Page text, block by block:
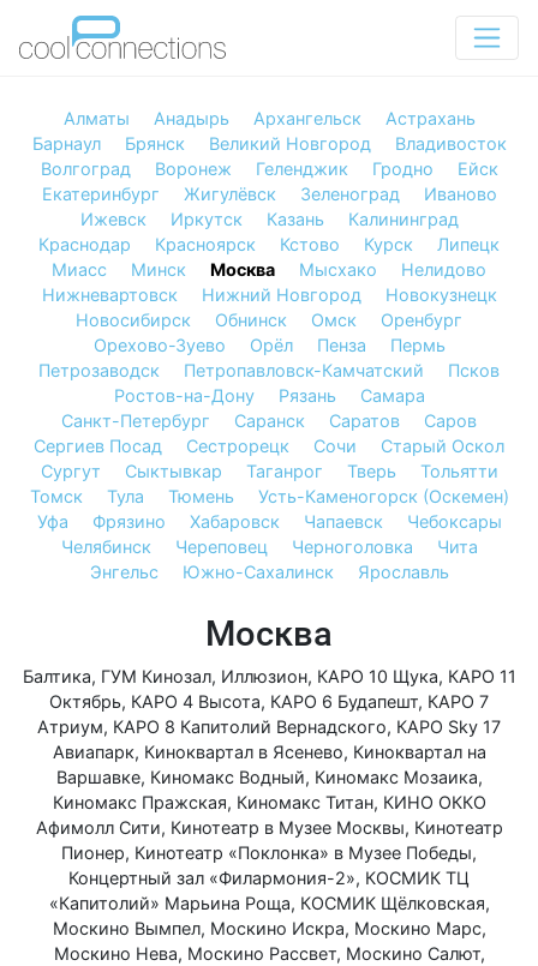
Алматы Анадырь Архангельск
Астрахань
Барнаул
Брянск Великий Новгород
Владивосток
Волгоград
Воронеж Геленджик Гродно
Ейск
Екатеринбург
Жигулёвск Зеленоград
Иваново
Ижевск
Иркутск Казань
Калининград
Краснодар
Красноярск Кстово Курск
Липецк
Миасс
Минск Москва Мысхако
Нелидово
Нижневартовск
Нижний Новгород
Новокузнецк
Новосибирск
Обнинск Омск
Оренбург
Орехово-Зуево
Орёл Пенза
Пермь
Петрозаводск
Петропавловск-Камчатский
Псков
Ростов-на-Дону
Рязань
Самара
Санкт-Петербург
Саранск Саратов
Саров
Сергиев Посад
Сестрорецк Сочи
Старый Оскол
Сургут
Сыктывкар Таганрог Тверь
Тольятти
Томск
Тула Тюмень
Усть-Каменогорск (Оскемен)
Уфа
Фрязино Хабаровск Чапаевск
Чебоксары
Челябинск
Череповец Черноголовка
Чита
Энгельс
Южно-Сахалинск Ярославль
Москва
Балтика, ГУМ Кинозал, Иллюзион, КАРО 10 Щука, КАРО 11
Октябрь, КАРО 4 Высота, КАРО 6 Будапешт, КАРО 7
Атриум, КАРО 8 Капитолий Вернадского, КАРО Sky 17
Авиапарк, Киноквартал в Ясенево, Киноквартал на
Варшавке, Киномакс Водный, Киномакс Мозаика,
Киномакс Пражская, Киномакс Титан, КИНО ОККО
Афимолл Сити, Кинотеатр в Музее Москвы, Кинотеатр
Пионер, Кинотеатр «Поклонка» в Музее Победы,
Концертный зал «Филармония-2», КОСМИК ТЦ
«Капитолий» Марьина Роща, КОСМИК Щёлковская,
Москино Вымпел, Москино Искра, Москино Марс,
Москино Нева, Москино Рассвет, Москино Салют,